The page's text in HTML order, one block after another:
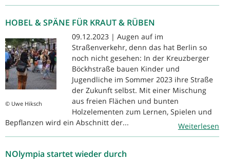
HOBEL & SPÄNE FÜR KRAUT & RÜBEN
© Uwe Hiksch
09.12.2023 | Augen auf im
Straßenverkehr, denn das hat Berlin so
noch nicht gesehen: In der Kreuzberger
Böckhstraße bauen Kinder und
Jugendliche im Sommer 2023 ihre Straße
der Zukunft selbst. Mit einer Mischung
aus freien Flächen und bunten
Holzelementen zum Lernen, Spielen und
Bepflanzen wird ein Abschnitt der...
Weiterlesen
NOlympia startet wieder durch